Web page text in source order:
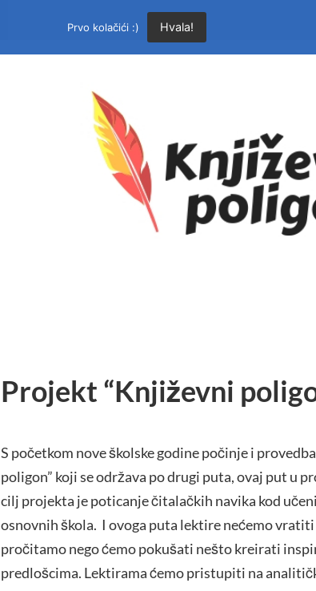
Projekt “Književni
S početkom nove školske godine počinje i
poligon” koji se održava po drugi puta, ovaj put u
cilj projekta je poticanje čitalačkih navika kod
osnovnih škola. I ovoga puta lektire nećemo
pročitamo nego ćemo pokušati nešto kreirati
predlošcima. Lektirama ćemo pristupiti na
Prvo kolačići :) Hvala!